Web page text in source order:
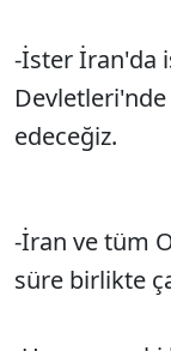
-İster İran'da
edeceğiz.
-İran ve tüm
süre birlikte